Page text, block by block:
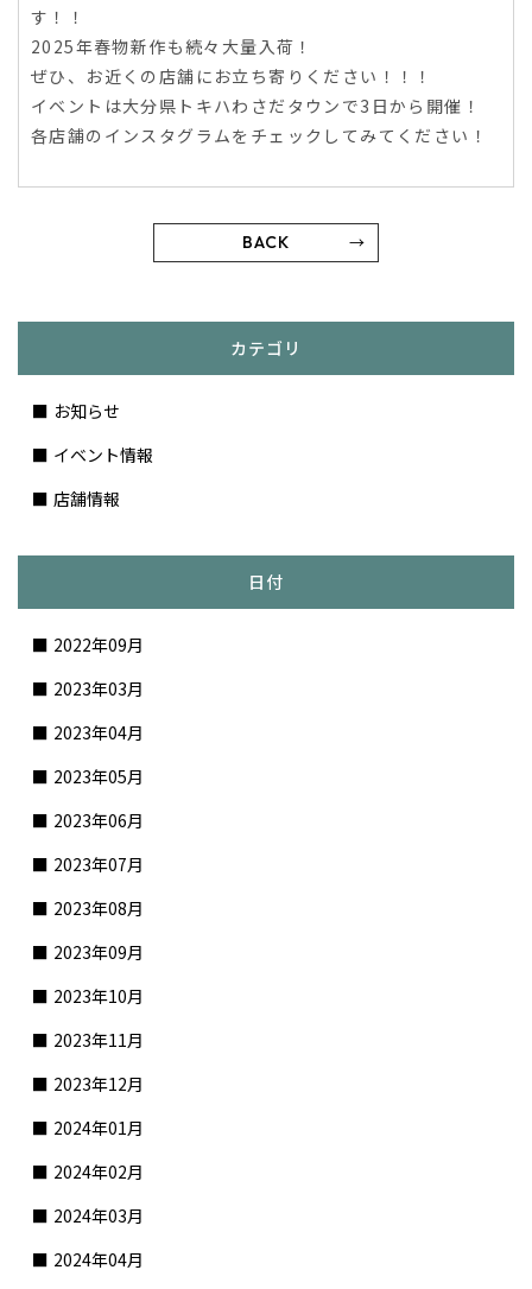
す！！
2025年春物新作も続々大量入荷！
ぜひ、お近くの店舗にお立ち寄りください！！！
イベントは大分県トキハわさだタウンで3日から開催！
各店舗のインスタグラムをチェックしてみてください！
BACK
カテゴリ
お知らせ
イベント情報
店舗情報
日付
2022年09月
2023年03月
2023年04月
2023年05月
2023年06月
2023年07月
2023年08月
2023年09月
2023年10月
2023年11月
2023年12月
2024年01月
2024年02月
2024年03月
2024年04月